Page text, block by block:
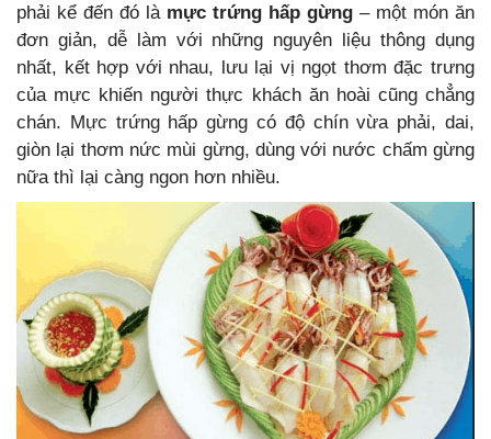
phải kể đến đó là mực trứng hấp gừng – một món ăn
đơn giản, dễ làm với những nguyên liệu thông dụng
nhất, kết hợp với nhau, lưu lại vị ngọt thơm đặc trưng
của mực khiến người thực khách ăn hoài cũng chẳng
chán. Mực trứng hấp gừng có độ chín vừa phải, dai,
giòn lại thơm nức mùi gừng, dùng với nước chấm gừng
nữa thì lại càng ngon hơn nhiều.